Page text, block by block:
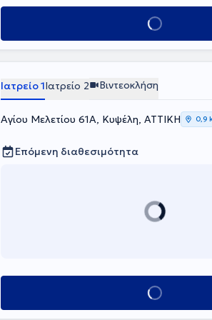
Κλείσε ραντεβού
Ιατρείο 1Ιατρείο 2 Βιντεοκλήση
Αγίου Μελετίου 61Α, Κυψέλη, ΑΤΤΙΚΗ 0,9
Επόμενη διαθεσιμότητα
Κλείσε ραντεβού